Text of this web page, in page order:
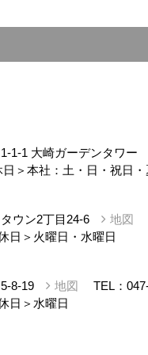
1-1-1 大崎ガーデンタワ
日＞本社：土・日・祝日
ウン2丁目24-6 地図
日＞火曜日・水曜日
5-8-19 地図 TEL：
日＞水曜日